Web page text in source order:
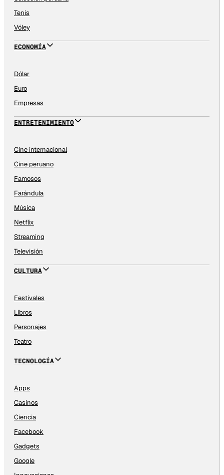
Tenis
Vóley
ECONOMÍA
Dólar
Euro
Empresas
ENTRETENIMIENTO
Cine internacional
Cine peruano
Famosos
Farándula
Música
Netflix
Streaming
Televisión
CULTURA
Festivales
Libros
Personajes
Teatro
TECNOLOGÍA
Apps
Casinos
Ciencia
Facebook
Gadgets
Google